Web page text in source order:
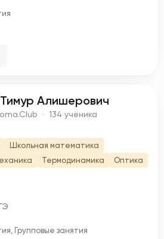
Алишерович
· 134 ученика
Школьная математика
Термодинамика
Оптика
Групповые занятия